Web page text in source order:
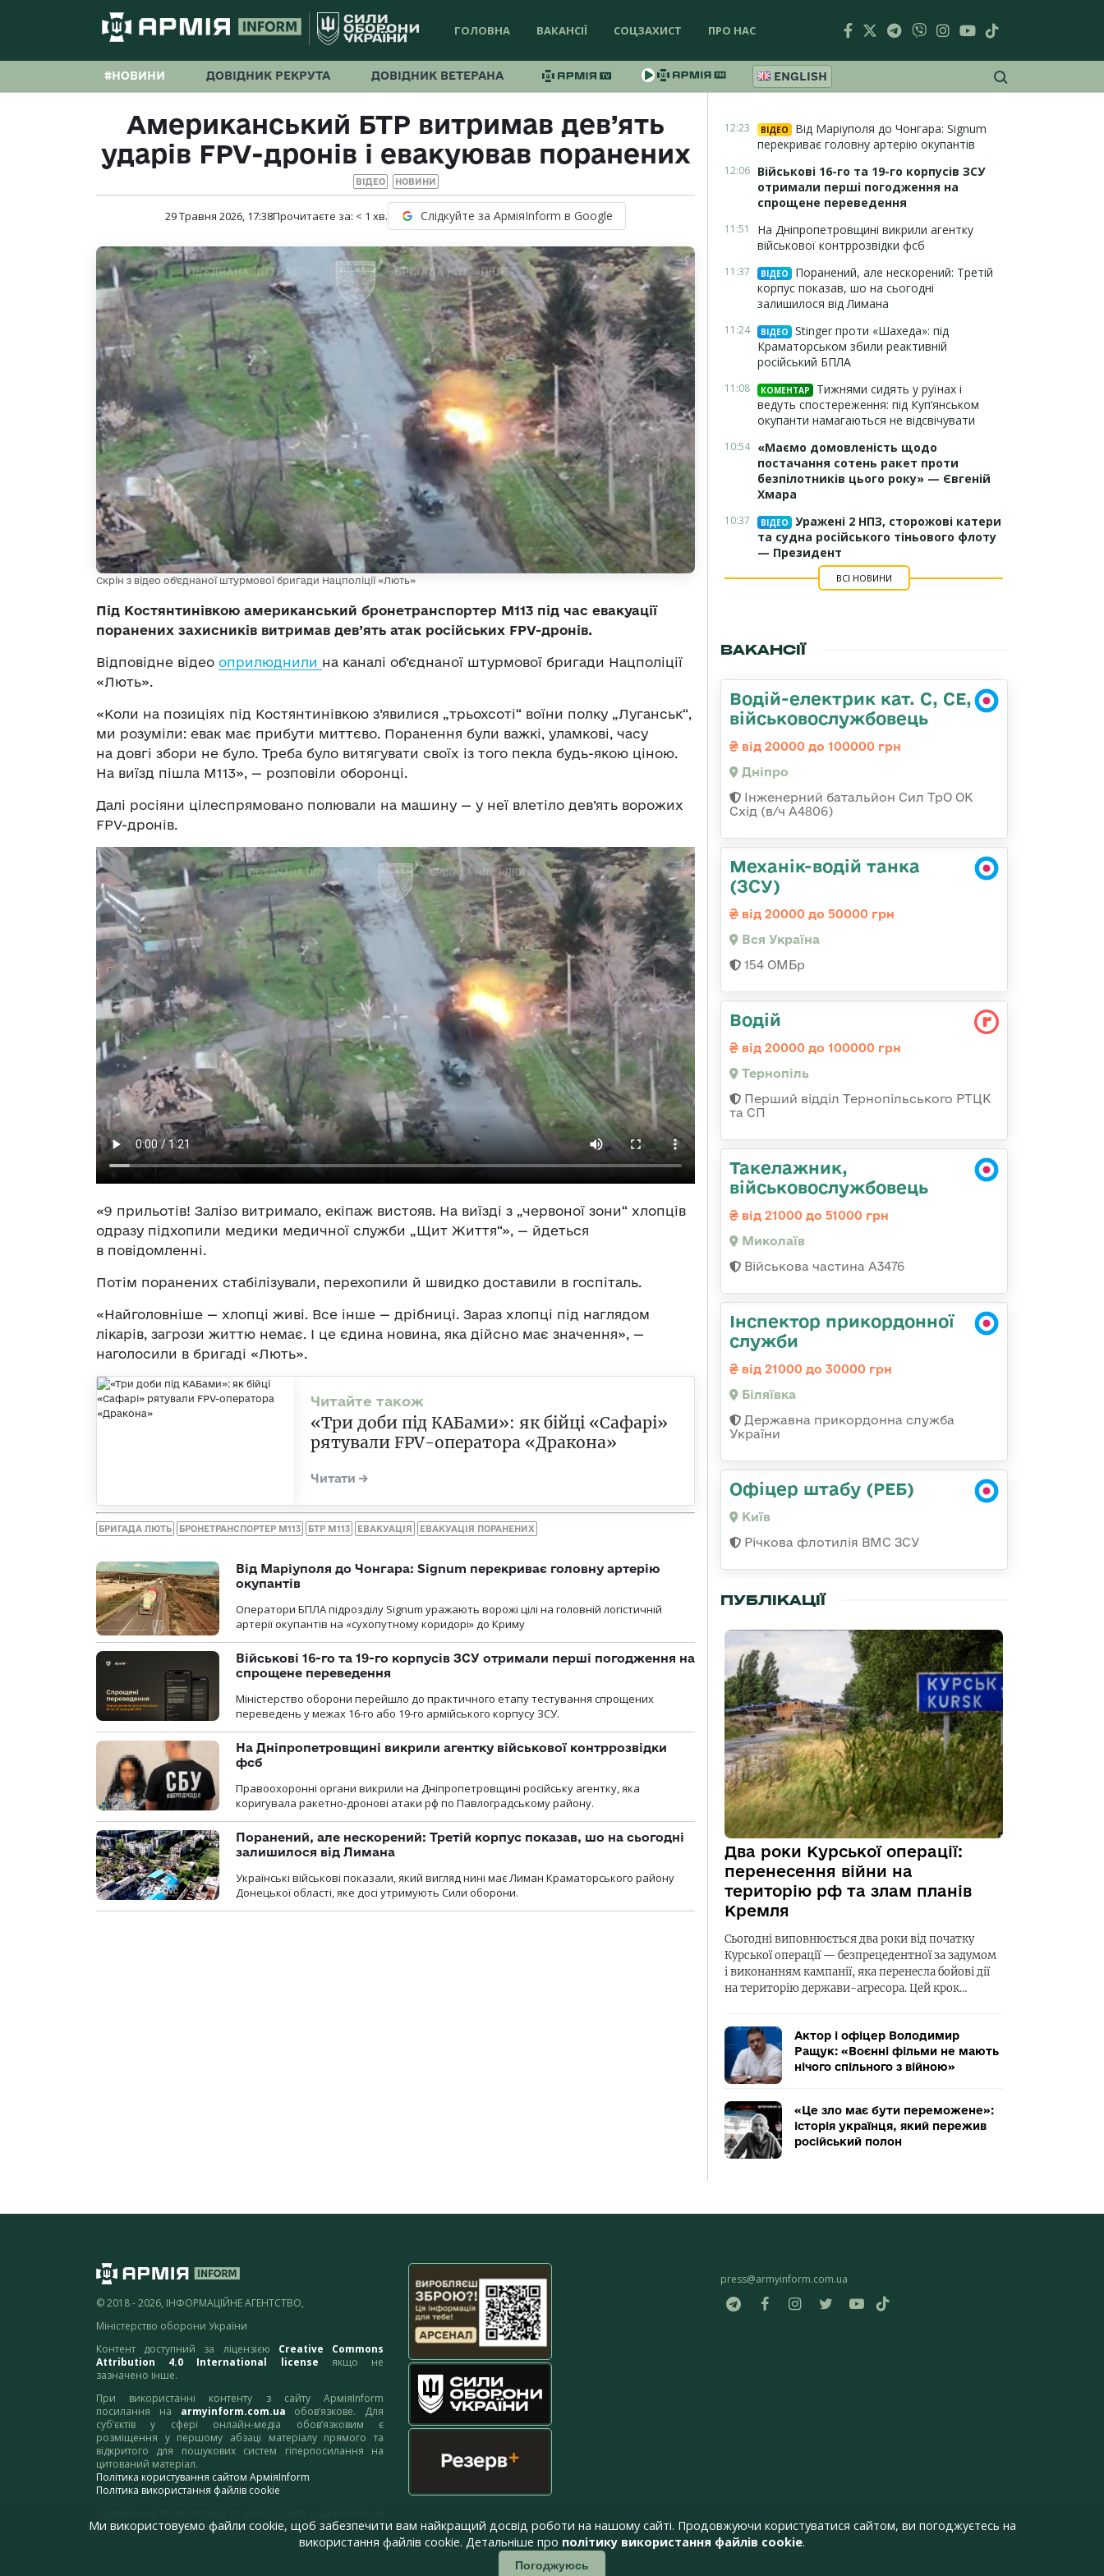
ГОЛОВНА ВАКАНСІЇ СОЦЗАХИСТ ПРО НАС
#НОВИНИ ДОВІДНИК РЕКРУТА ДОВІДНИК ВЕТЕРАНА ENGLISH
Американський БТР витримав дев’ять
ударів FPV-дронів і евакуював поранених
ВІДЕО НОВИНИ
29 Травня 2026, 17:38Прочитаєте за: < 1 хв. Слідкуйте за АрміяInform в Google
Скрін з відео об’єднаної штурмової бригади Нацполіції «Лють»
Під Костянтинівкою американський бронетранспортер М113 під час евакуації
поранених захисників витримав дев’ять атак російських FPV-дронів.
Відповідне відео оприлюднили на каналі об’єднаної штурмової бригади Нацполіції
«Лють».
«Коли на позиціях під Костянтинівкою з’явилися „трьохсоті“ воїни полку „Луганськ“,
ми розуміли: евак має прибути миттєво. Поранення були важкі, уламкові, часу
на довгі збори не було. Треба було витягувати своїх із того пекла будь-якою ціною.
На виїзд пішла М113», — розповіли оборонці.
Далі росіяни цілеспрямовано полювали на машину — у неї влетіло дев’ять ворожих
FPV-дронів.
«9 прильотів! Залізо витримало, екіпаж вистояв. На виїзді з „червоної зони“ хлопців
одразу підхопили медики медичної служби „Щит Життя“», — йдеться
в повідомленні.
Потім поранених стабілізували, перехопили й швидко доставили в госпіталь.
«Найголовніше — хлопці живі. Все інше — дрібниці. Зараз хлопці під наглядом
лікарів, загрози життю немає. І це єдина новина, яка дійсно має значення», —
наголосили в бригаді «Лють».
«Три доби під КАБами»: як бійці «Сафарі»
рятували FPV-оператора «Дракона»
БРИГАДА ЛЮТЬ БРОНЕТРАНСПОРТЕР М113 БТР М113 ЕВАКУАЦІЯ ЕВАКУАЦІЯ ПОРАНЕНИХ
Від Маріуполя до Чонгара: Signum перекриває головну артерію
окупантів
Оператори БПЛА підрозділу Signum уражають ворожі цілі на головній логістичній
артерії окупантів на «сухопутному коридорі» до Криму
Військові 16-го та 19-го корпусів ЗСУ отримали перші погодження на
спрощене переведення
Міністерство оборони перейшло до практичного етапу тестування спрощених
переведень у межах 16-го або 19-го армійського корпусу ЗСУ.
На Дніпропетровщині викрили агентку військової контррозвідки
фсб
Правоохоронні органи викрили на Дніпропетровщині російську агентку, яка
коригувала ракетно-дронові атаки рф по Павлоградському району.
Поранений, але нескорений: Третій корпус показав, шо на сьогодні
залишилося від Лимана
Українські військові показали, який вигляд нині має Лиман Краматорського району
Донецької області, яке досі утримують Сили оборони.
12:23 ВІДЕО
Від Маріуполя до Чонгара: Signum
перекриває головну артерію окупантів
12:06 Військові 16-го та 19-го корпусів ЗСУ
отримали перші погодження на
спрощене переведення
11:51
На Дніпропетровщині викрили агентку
військової контррозвідки фсб
11:37 ВІДЕО
Поранений, але нескорений: Третій
корпус показав, шо на сьогодні
залишилося від Лимана
11:24 ВІДЕО
Stinger проти «Шахеда»: під
Краматорськом збили реактивній
російський БПЛА
11:08 КОМЕНТАР
Тижнями сидять у руїнах і
ведуть спостереження: під Куп’янськом
окупанти намагаються не відсвічувати
10:54 «Маємо домовленість щодо
постачання сотень ракет проти
безпілотників цього року» — Євгеній
Хмара
10:37 ВІДЕО
Уражені 2 НПЗ, сторожові катери
та судна російського тіньового флоту
— Президент
ВСІ НОВИНИ
ВАКАНСІЇ
Водій-електрик кат. С, СЕ,
військовослужбовець
від 20000 до 100000 грн
Дніпро
Інженерний батальйон Сил ТрО ОК
Схід (в/ч А4806)
Механік-водій танка
(ЗСУ)
від 20000 до 50000 грн
Вся Україна
154 ОМБр
Водій
від 20000 до 100000 грн
Тернопіль
Перший відділ Тернопільського РТЦК
та СП
Такелажник,
військовослужбовець
від 21000 до 51000 грн
Миколаїв
Військова частина А3476
Інспектор прикордонної
служби
від 21000 до 30000 грн
Біляївка
Державна прикордонна служба
України
Офіцер штабу (РЕБ)
Київ
Річкова флотилія ВМС ЗСУ
ПУБЛІКАЦІЇ
Два роки Курської операції:
перенесення війни на
територію рф та злам планів
Кремля
Сьогодні виповнюється два роки від початку
Курської операції — безпрецедентної за задумом
і виконанням кампанії, яка перенесла бойові дії
на територію держави-агресора. Цей крок…
Актор і офіцер Володимир
Ращук: «Воєнні фільми не мають
нічого спільного з війною»
«Це зло має бути переможене»:
історія українця, який пережив
російський полон
© 2018 - 2026, ІНФОРМАЦІЙНЕ АГЕНТСТВО,
Міністерство оборони України
Контент доступний за ліцензією Creative Commons
Attribution 4.0 International license якщо не
зазначено інше.
При використанні контенту з сайту АрміяInform
посилання на armyinform.com.ua обов’язкове. Для
суб’єктів у сфері онлайн-медіа обов’язковим є
розміщення у першому абзаці матеріалу прямого та
відкритого для пошукових систем гіперпосилання на
цитований матеріал.
Політика користування сайтом АрміяInform
Політика використання файлів cookie
адресу:webmaster@armyinform.com.ua
press@armyinform.com.ua
Ми використовуємо файли cookie, щоб забезпечити вам найкращий досвід роботи на нашому сайті. Продовжуючи користуватися сайтом, ви погоджуєтесь на
використання файлів cookie. Детальніше про політику використання файлів cookie.
Погоджуюсь